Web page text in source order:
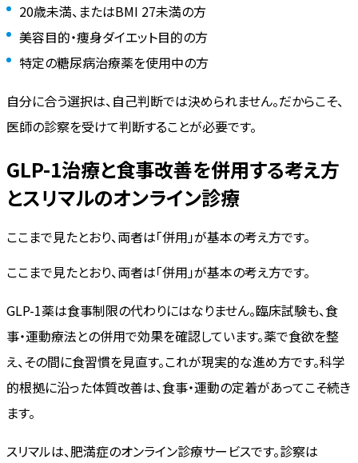
20歳未満、またはBMI 27未満の方
美容目的・痩身ダイエット目的の方
特定の糖尿病治療薬を使用中の方
自分に合う選択は、自己判断では決められません。だからこそ、
医師の診察を受けて判断することが必要です。
GLP-1治療と食事改善を併用する考え方
とスリマルのオンライン診療
ここまで見たとおり、両者は「併用」が基本の考え方です。
ここまで見たとおり、両者は「併用」が基本の考え方です。
GLP-1薬は食事制限の代わりにはなりません。臨床試験も、食
事・運動療法との併用で効果を確認しています。薬で食欲を整
え、その間に食習慣を見直す。これが現実的な進め方です。科学
的根拠に沿った体質改善は、食事・運動の定着があってこそ続き
ます。
スリマルは、肥満症のオンライン診療サービスです。診察は